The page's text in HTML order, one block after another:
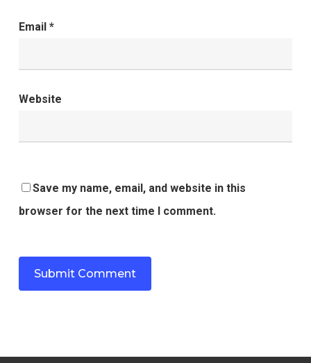
Email *
Website
Save my name, email, and website in this
browser for the next time I comment.